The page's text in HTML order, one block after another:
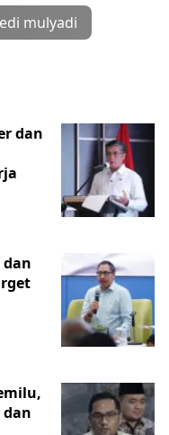
mulyadi
dan
dan
dan